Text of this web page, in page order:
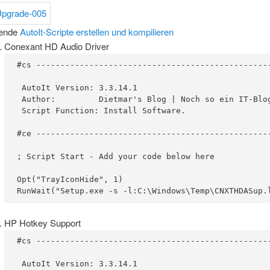
AutoIt-Scripte erstellen und kompilieren
Conexant HD Audio Driver
#cs
AutoIt Version: 3.3.14.1
Author:         Dietmar's Blog | Noch so ein IT-
Script Function: Install Software.
#ce
; Script Start - Add your code below here
Opt("TrayIconHide", 1)
RunWait("Setup.exe -s -
HP Hotkey Support
#cs
AutoIt Version: 3.3.14.1